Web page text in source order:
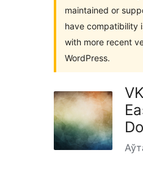
maintained or
have compatibility
with more recent
WordPress.